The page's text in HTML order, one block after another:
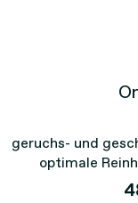
geruchs- und
optimale